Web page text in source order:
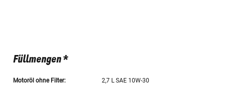
Füllmengen *
Motoröl ohne Filter: 2,7 L SAE 10W-30